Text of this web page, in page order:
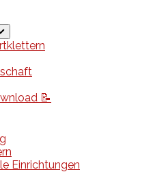
📝
Einrichtungen